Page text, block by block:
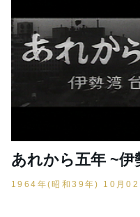
あれから五年 ~伊
1964年(昭和39年) 10月02